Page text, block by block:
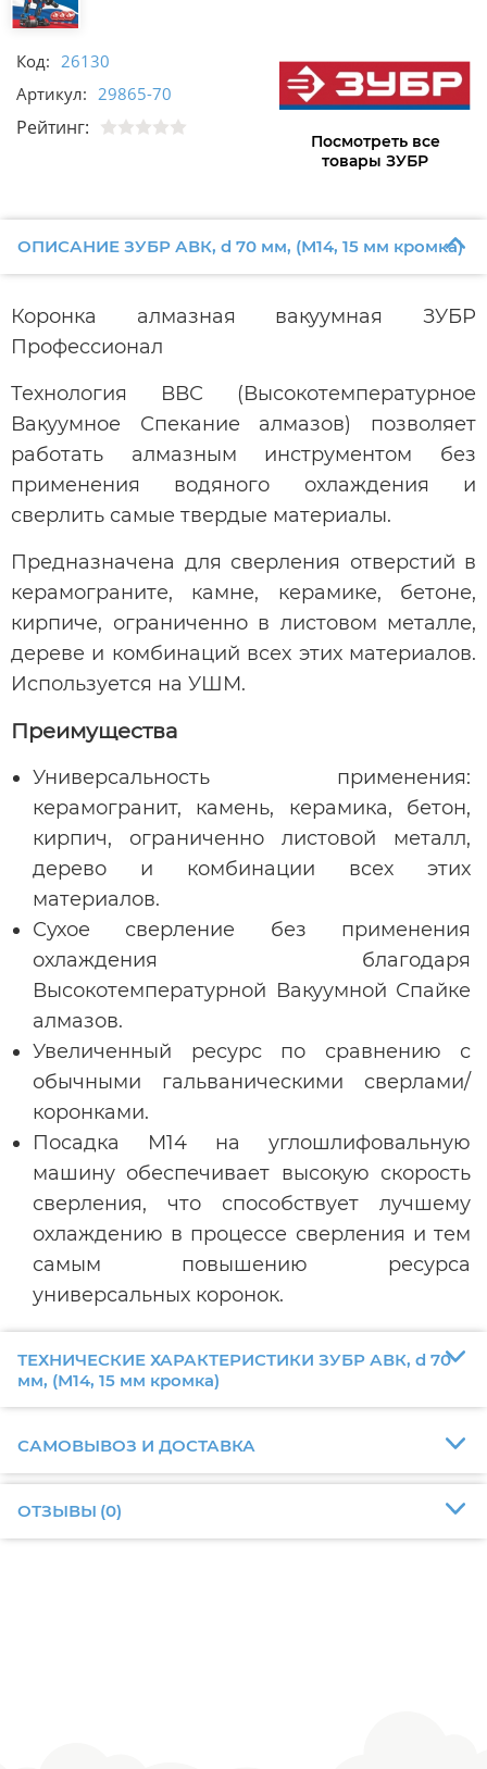
Код: 26130
Артикул: 29865-70
Рейтинг:
Посмотреть все
товары ЗУБР
ОПИСАНИЕ ЗУБР АВК, d 70 мм, (М14, 15 мм кромка)
Коронка алмазная вакуумная ЗУБР
Профессионал
Технология ВВС (Высокотемпературное
Вакуумное Спекание алмазов) позволяет
работать алмазным инструментом без
применения водяного охлаждения и
сверлить самые твердые материалы.
Предназначена для сверления отверстий в
керамограните, камне, керамике, бетоне,
кирпиче, ограниченно в листовом металле,
дереве и комбинаций всех этих материалов.
Используется на УШМ.
Преимущества
Универсальность применения:
керамогранит, камень, керамика, бетон,
кирпич, ограниченно листовой металл,
дерево и комбинации всех этих
материалов.
Сухое сверление без применения
охлаждения благодаря
Высокотемпературной Вакуумной Спайке
алмазов.
Увеличенный ресурс по сравнению с
обычными гальваническими сверлами/
коронками.
Посадка М14 на углошлифовальную
машину обеспечивает высокую скорость
сверления, что способствует лучшему
охлаждению в процессе сверления и тем
самым повышению ресурса
универсальных коронок.
ТЕХНИЧЕСКИЕ ХАРАКТЕРИСТИКИ ЗУБР АВК, d 70
мм, (М14, 15 мм кромка)
САМОВЫВОЗ И ДОСТАВКА
ОТЗЫВЫ (0)